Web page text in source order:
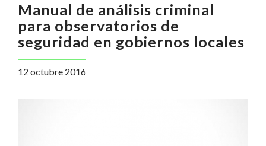
Manual de análisis criminal
para observatorios de
seguridad en gobiernos locales
12 octubre 2016